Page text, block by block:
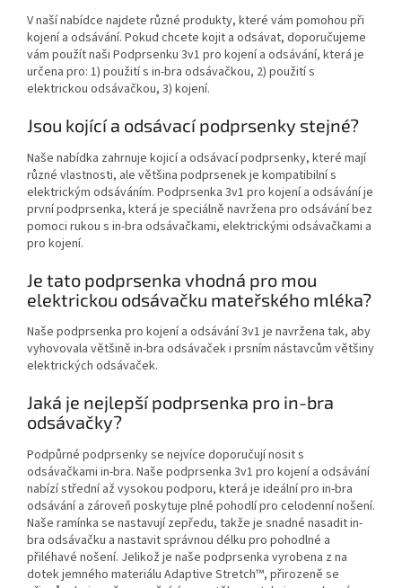
V naší nabídce najdete různé produkty, které vám pomohou při
kojení a odsávání. Pokud chcete kojit a odsávat, doporučujeme
vám použít naši Podprsenku 3v1 pro kojení a odsávání, která je
určena pro: 1) použití s in-bra odsávačkou, 2) použití s
elektrickou odsávačkou, 3) kojení.
Jsou kojící a odsávací podprsenky stejné?
Naše nabídka zahrnuje kojicí a odsávací podprsenky, které mají
různé vlastnosti, ale většina podprsenek je kompatibilní s
elektrickým odsáváním. Podprsenka 3v1 pro kojení a odsávání je
první podprsenka, která je speciálně navržena pro odsávání bez
pomoci rukou s in-bra odsávačkami, elektrickými odsávačkami a
pro kojení.
Je tato podprsenka vhodná pro mou
elektrickou odsávačku mateřského mléka?
Naše podprsenka pro kojení a odsávání 3v1 je navržena tak, aby
vyhovovala většině in-bra odsávaček i prsním nástavcům většiny
elektrických odsávaček.
Jaká je nejlepší podprsenka pro in-bra
odsávačky?
Podpůrné podprsenky se nejvíce doporučují nosit s
odsávačkami in-bra. Naše podprsenka 3v1 pro kojení a odsávání
nabízí střední až vysokou podporu, která je ideální pro in-bra
odsávání a zároveň poskytuje plné pohodlí pro celodenní nošení.
Naše ramínka se nastavují zepředu, takže je snadné nasadit in-
bra odsávačku a nastavit správnou délku pro pohodlné a
přiléhavé nošení. Jelikož je naše podprsenka vyrobena z na
dotek jemného materiálu Adaptive Stretch™, přirozeně se